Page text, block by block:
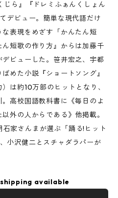
じら』『ドレミふぁんくしょん
デビュー。簡単な現代語だけ
表現をめざす「かんたん短
短歌の作り方』からは加藤千
ビューした。笹井宏之、宇都
めた小説『ショートソング』
は約10万部のヒットとなり、
高校国語教科書に《毎日のよ
外の人からである》他掲載。
石家さんまが選ぶ「踊る!ヒット
小沢健二とスチャダラパーが
available